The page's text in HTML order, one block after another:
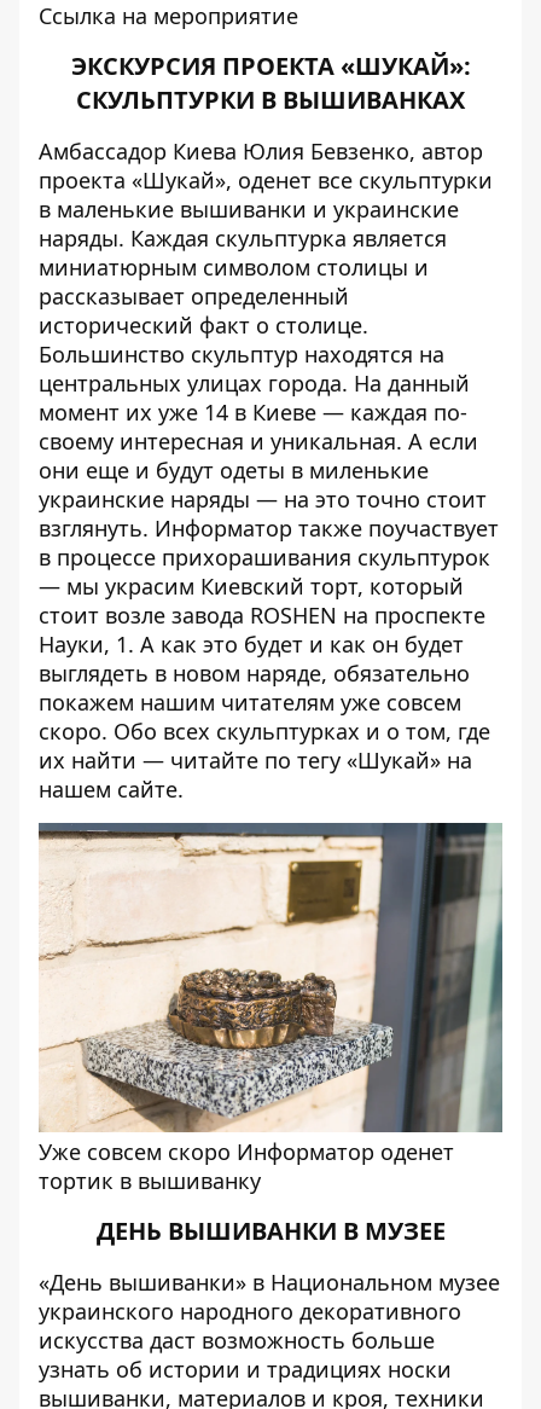
Ссылка на мероприятие
ЭКСКУРСИЯ ПРОЕКТА «ШУКАЙ»:
СКУЛЬПТУРКИ В ВЫШИВАНКАХ
Амбассадор Киева Юлия Бевзенко, автор
проекта «Шукай», оденет все скульптурки
в маленькие вышиванки и украинские
наряды. Каждая скульптурка является
миниатюрным символом столицы и
рассказывает определенный
исторический факт о столице.
Большинство скульптур находятся на
центральных улицах города. На данный
момент их уже 14 в Киеве — каждая по-
своему интересная и уникальная. А если
они еще и будут одеты в миленькие
украинские наряды — на это точно стоит
взглянуть. Информатор также поучаствует
в процессе прихорашивания скульптурок
— мы украсим Киевский торт, который
стоит возле завода ROSHEN на проспекте
Науки, 1. А как это будет и как он будет
выглядеть в новом наряде, обязательно
покажем нашим читателям уже совсем
скоро. Обо всех скульптурках и о том, где
их найти — читайте по тегу «Шукай» на
нашем сайте.
Уже совсем скоро Информатор оденет
тортик в вышиванку
ДЕНЬ ВЫШИВАНКИ В МУЗЕЕ
«День вышиванки» в Национальном музее
украинского народного декоративного
искусства даст возможность больше
узнать об истории и традициях носки
вышиванки, материалов и кроя, техники